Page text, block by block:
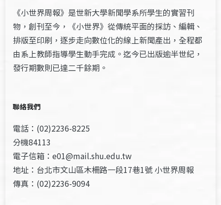
《小世界周報》是世新大學新聞學系所學生的實習刊
物，創刊至今，《小世界》從傳統平面的採訪、編輯、
排版至印刷，逐步走向數位化的線上新聞產出，全程都
由系上教師指導學生動手完成。迄今已出版逾半世紀，
發行期數則已達二千餘期。
聯絡我們
電話：(02)2236-8225
分機84113
電子信箱：e01@mail.shu.edu.tw
地址：台北市文山區木柵路一段17巷1號 小世界周報
傳真：(02)2236-9094